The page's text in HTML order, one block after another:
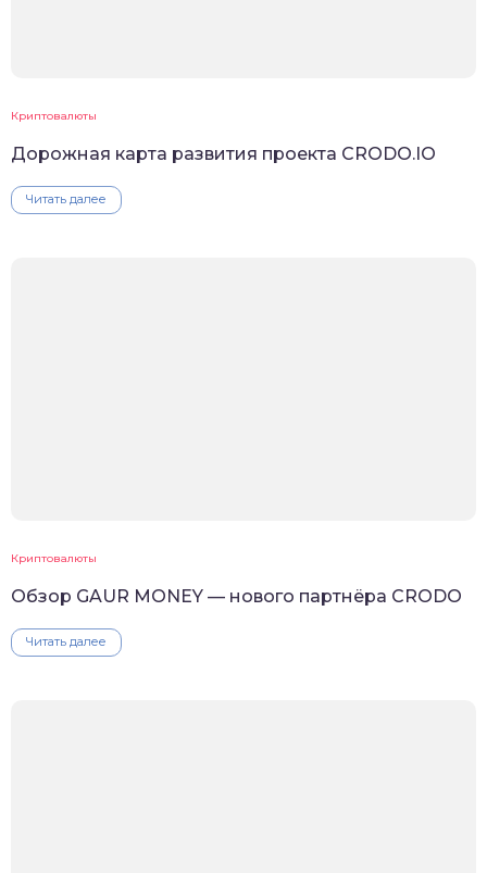
Криптовалюты
Дорожная карта развития проекта CRODO.IO
Читать далее
Криптовалюты
Обзор GAUR MONEY — нового партнёра CRODO
Читать далее